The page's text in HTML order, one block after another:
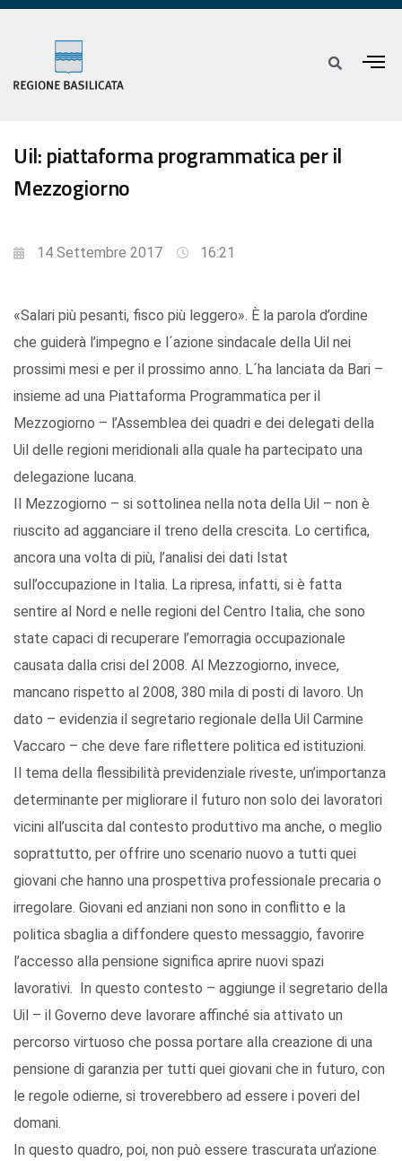
Uil: piattaforma programmatica per il
Mezzogiorno
14 Settembre 2017 16:21
«Salari più pesanti, fisco più leggero». È la parola d’ordine
che guiderà l’impegno e l´azione sindacale della Uil nei
prossimi mesi e per il prossimo anno. L´ha lanciata da Bari –
insieme ad una Piattaforma Programmatica per il
Mezzogiorno – l’Assemblea dei quadri e dei delegati della
Uil delle regioni meridionali alla quale ha partecipato una
delegazione lucana.
Il Mezzogiorno – si sottolinea nella nota della Uil – non è
riuscito ad agganciare il treno della crescita. Lo certifica,
ancora una volta di più, l’analisi dei dati Istat
sull’occupazione in Italia. La ripresa, infatti, si è fatta
sentire al Nord e nelle regioni del Centro Italia, che sono
state capaci di recuperare l’emorragia occupazionale
causata dalla crisi del 2008. Al Mezzogiorno, invece,
mancano rispetto al 2008, 380 mila di posti di lavoro. Un
dato – evidenzia il segretario regionale della Uil Carmine
Vaccaro – che deve fare riflettere politica ed istituzioni.
Il tema della flessibilità previdenziale riveste, un’importanza
determinante per migliorare il futuro non solo dei lavoratori
vicini all’uscita dal contesto produttivo ma anche, o meglio
soprattutto, per offrire uno scenario nuovo a tutti quei
giovani che hanno una prospettiva professionale precaria o
irregolare. Giovani ed anziani non sono in conflitto e la
politica sbaglia a diffondere questo messaggio, favorire
l’accesso alla pensione significa aprire nuovi spazi
lavorativi. In questo contesto – aggiunge il segretario della
Uil – il Governo deve lavorare affinché sia attivato un
percorso virtuoso che possa portare alla creazione di una
pensione di garanzia per tutti quei giovani che in futuro, con
le regole odierne, si troverebbero ad essere i poveri del
domani.
In questo quadro, poi, non può essere trascurata un’azione